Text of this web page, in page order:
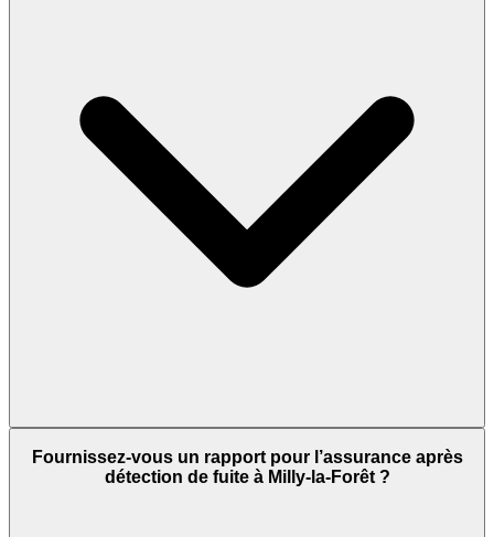
Fournissez-vous un rapport pour l’assurance après
détection de fuite à Milly-la-Forêt ?